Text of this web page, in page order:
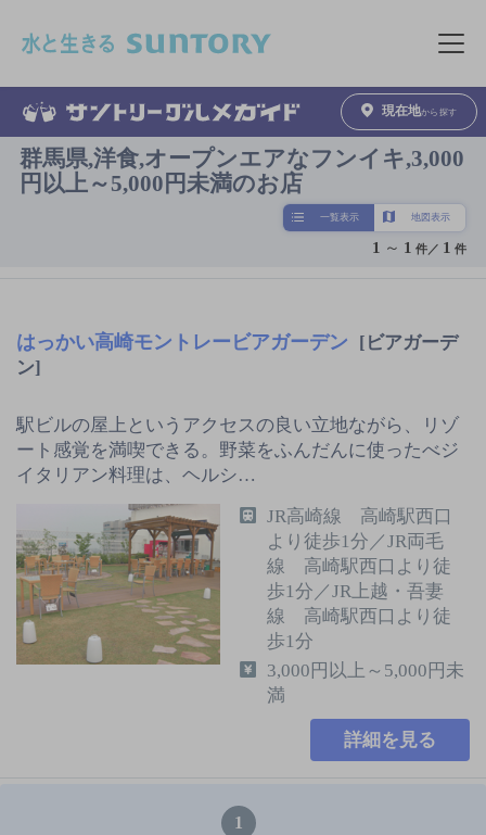
メニュ
現在地から探す
群馬県,洋食,オープンエアなフンイキ,3,000
円以上～5,000円未満のお店
一覧表示 地図表示
1 ～ 1 件／ 1 件
はっかい高崎モントレービアガーデン
[ビアガーデ
ン]
駅ビルの屋上というアクセスの良い立地ながら、リゾ
ート感覚を満喫できる。野菜をふんだんに使ったべジ
イタリアン料理は、ヘルシ…
JR高崎線 高崎駅西口
より徒歩1分／JR両毛
線 高崎駅西口より徒
歩1分／JR上越・吾妻
線 高崎駅西口より徒
歩1分
3,000円以上～5,000円未
満
詳細を見る
1